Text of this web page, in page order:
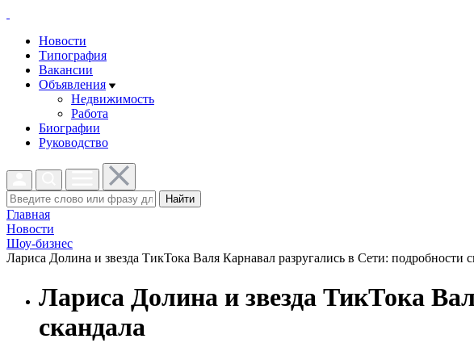
Новости
Типография
Вакансии
Объявления
Недвижимость
Работа
Биографии
Руководство
Найти
Главная
Новости
Шоу-бизнес
Лариса Долина и звезда ТикТока Валя Карнавал разругались в Сети: подробности
Лариса Долина и звезда ТикТока
скандала